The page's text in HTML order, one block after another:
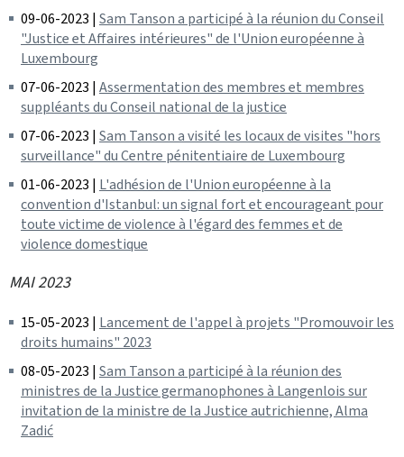
09-06-2023 |Sam Tanson a participé à la réunion du Conseil
"Justice et Affaires intérieures" de l'Union européenne à
Luxembourg
07-06-2023 |Assermentation des membres et membres
suppléants du Conseil national de la justice
07-06-2023 |Sam Tanson a visité les locaux de visites "hors
surveillance" du Centre pénitentiaire de Luxembourg
01-06-2023 | L'adhésion de l'Union européenne à la
convention d'Istanbul: un signal fort et encourageant pour
toute victime de violence à l'égard des femmes et de
violence domestique
MAI 2023
15-05-2023 | Lancement de l'appel à projets "Promouvoir les
droits humains" 2023
08-05-2023 |Sam Tanson a participé à la réunion des
ministres de la Justice germanophones à Langenlois sur
invitation de la ministre de la Justice autrichienne, Alma
Zadić